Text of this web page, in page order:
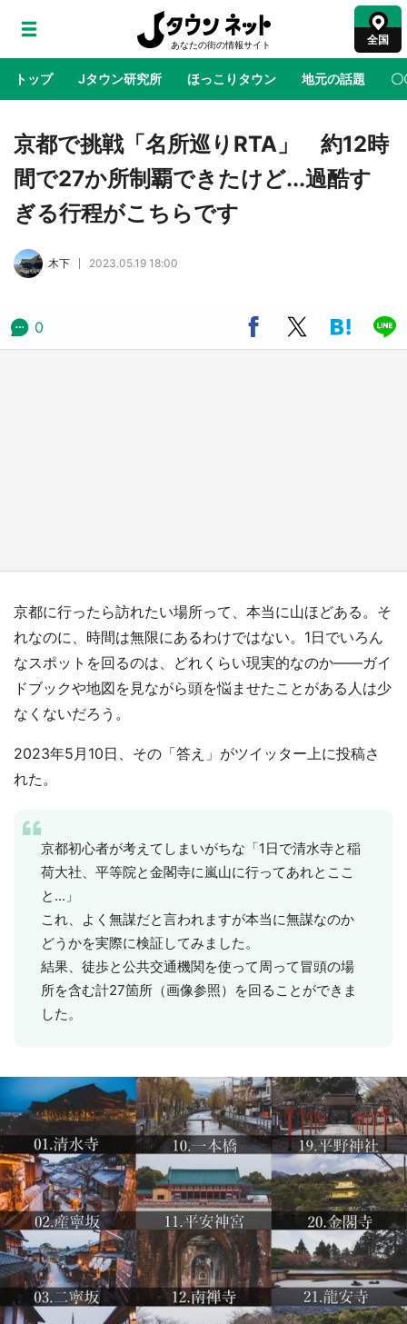
全国
トップ Jタウン研究所 ほっこりタウン 地元の話題 〇
地域×二次元 絶景 あの時はありがとう 物語がはじ
アニメ『はたらく細胞』と神奈川県の3度目コ
ラボ 作品の世界観通じて「小児がん」学べる
京都で挑戦「名所巡りRTA」 約12時
間で27か所制覇できたけど...過酷す
ぎる行程がこちらです
木下 2023.05.19 18:00
0
京都に行ったら訪れたい場所って、本当に山ほどある。そ
れなのに、時間は無限にあるわけではない。1日でいろん
なスポットを回るのは、どれくらい現実的なのか――ガイ
ドブックや地図を見ながら頭を悩ませたことがある人は少
なくないだろう。
2023年5月10日、その「答え」がツイッター上に投稿さ
れた。
京都初心者が考えてしまいがちな「1日で清水寺と稲
荷大社、平等院と金閣寺に嵐山に行ってあれとここ
と...」
これ、よく無謀だと言われますが本当に無謀なのか
どうかを実際に検証してみました。
結果、徒歩と公共交通機関を使って周って冒頭の場
所を含む計27箇所（画像参照）を回ることができま
した。